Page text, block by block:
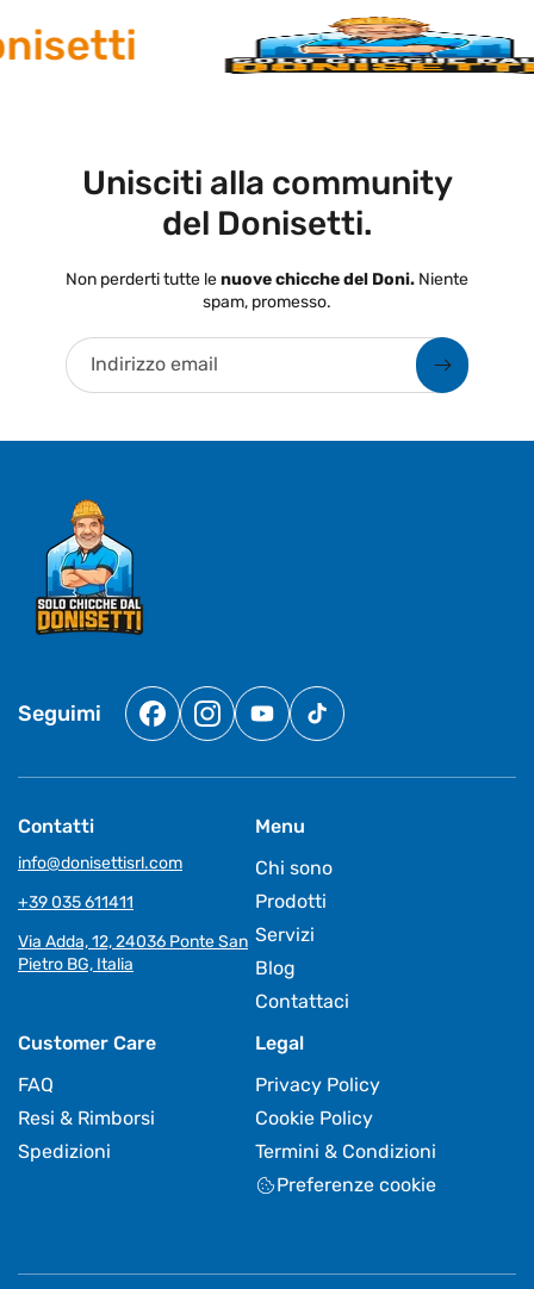
Unisciti alla community
del Donisetti.
Non perderti tutte lenuove chicche del Doni. Niente
spam, promesso.
Indirizzo email
Seguimi
FacebookInstagram
YouTubeTikTok
Contatti
info@donisettisrl.com
+39 035 611411
Via Adda, 12, 24036 Ponte San
Pietro BG, Italia
Menu
Chi sono
Prodotti
Servizi
Blog
Contattaci
Customer Care
FAQ
Resi & Rimborsi
Spedizioni
Legal
Privacy Policy
Cookie Policy
Termini & Condizioni
Preferenze cookie